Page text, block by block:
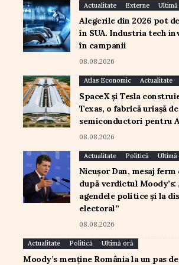
Actualitate Externe
Alegerile din 2026 pot
în SUA. Industria tech
în campanii
08.08.2026
Atlas Economic Actualitate
SpaceX și Tesla
Texas, o fabrică uriașă de
semiconductori pentru
08.08.2026
Actualitate Politică Ultimă
Nicușor Dan, mesaj
după verdictul Moody’s:
agendele politice și la
electoral”
08.08.2026
Actualitate Politică Ultimă oră
Moody’s menține România la un pas de